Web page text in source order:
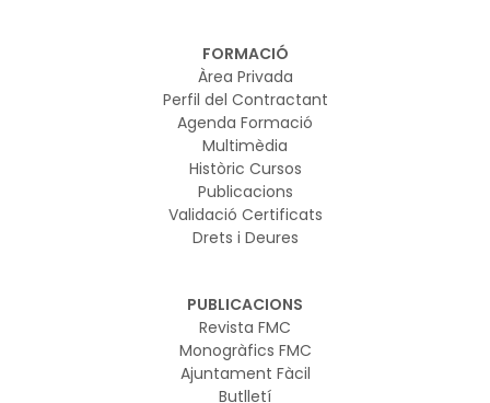
FORMACIÓ
Àrea Privada
Perfil del Contractant
Agenda Formació
Multimèdia
Històric Cursos
Publicacions
Validació Certificats
Drets i Deures
PUBLICACIONS
Revista FMC
Monogràfics FMC
Ajuntament Fàcil
Butlletí